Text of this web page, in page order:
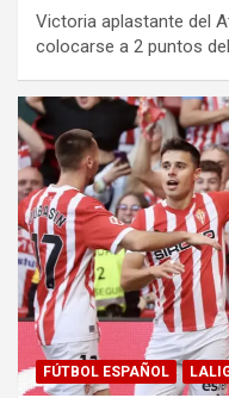
Victoria aplastante del
colocarse a 2 puntos
FÚTBOL ESPAÑOL